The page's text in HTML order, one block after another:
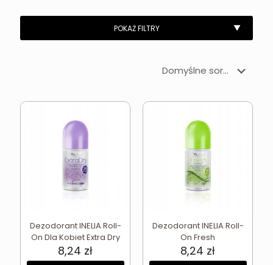
Dezodorant INELIA Roll-
On Dla Kobiet Extra Dry
8,24 zł
Dezodorant INELIA Roll-
On Fresh
8,24 zł